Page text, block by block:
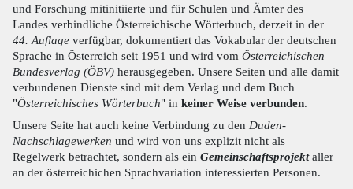
und Forschung mitinitiierte und für Schulen und Ämter des
Landes verbindliche Österreichische Wörterbuch, derzeit in der
44. Auflage verfügbar, dokumentiert das Vokabular der deutschen
Sprache in Österreich seit 1951 und wird vom Österreichischen
Bundesverlag (ÖBV) herausgegeben. Unsere Seiten und alle damit
verbundenen Dienste sind mit dem Verlag und dem Buch
"Österreichisches Wörterbuch" in keiner Weise verbunden.
Unsere Seite hat auch keine Verbindung zu den Duden-
Nachschlagewerken und wird von uns explizit nicht als
Regelwerk betrachtet, sondern als ein Gemeinschaftsprojektaller
an der österreichichen Sprachvariation interessierten Personen.